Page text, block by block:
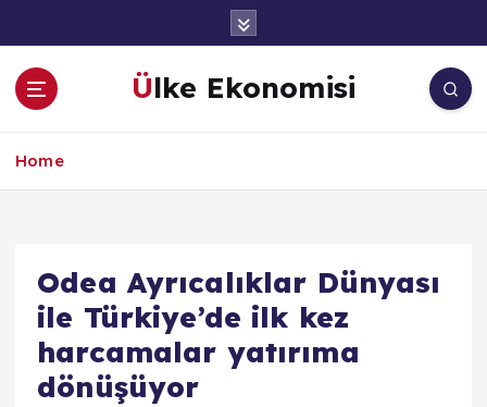
a
Ülke Ekonomisi
Home
Odea Ayrıcalıklar Dünyası
ile Türkiye’de ilk kez
harcamalar yatırıma
dönüşüyor